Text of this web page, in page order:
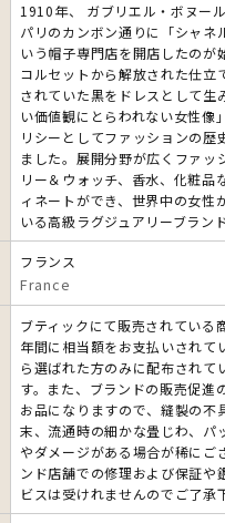
1910年、 ガブリエル・ボヌー
パリのカンボン通りに「シャネ
いう帽子専門店を開店したのが
コルセットから解放された仕立
されていた黒をドレスとして生
い価値観にとらわれない女性像
リシーとしてファッションの歴
ました。展開分野が広くファッ
リー＆ウォッチ、香水、化粧品
ィネートができ、世界中の女性
いる高級ラグジュアリーブランド
フランス
France
ブティックにて販売されている
年間に相当額をお支払いされて
ら選ばれた方のみに配布されて
す。また、ブランドの販売促進
お品になりますので、縫製の不
末、流通時の細かな畳じわ、パ
やダメージがある場合が稀にご
ンド店舗での修理および保証や
ビスは受けれませんのでご了承